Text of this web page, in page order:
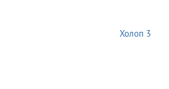
Холоп 3